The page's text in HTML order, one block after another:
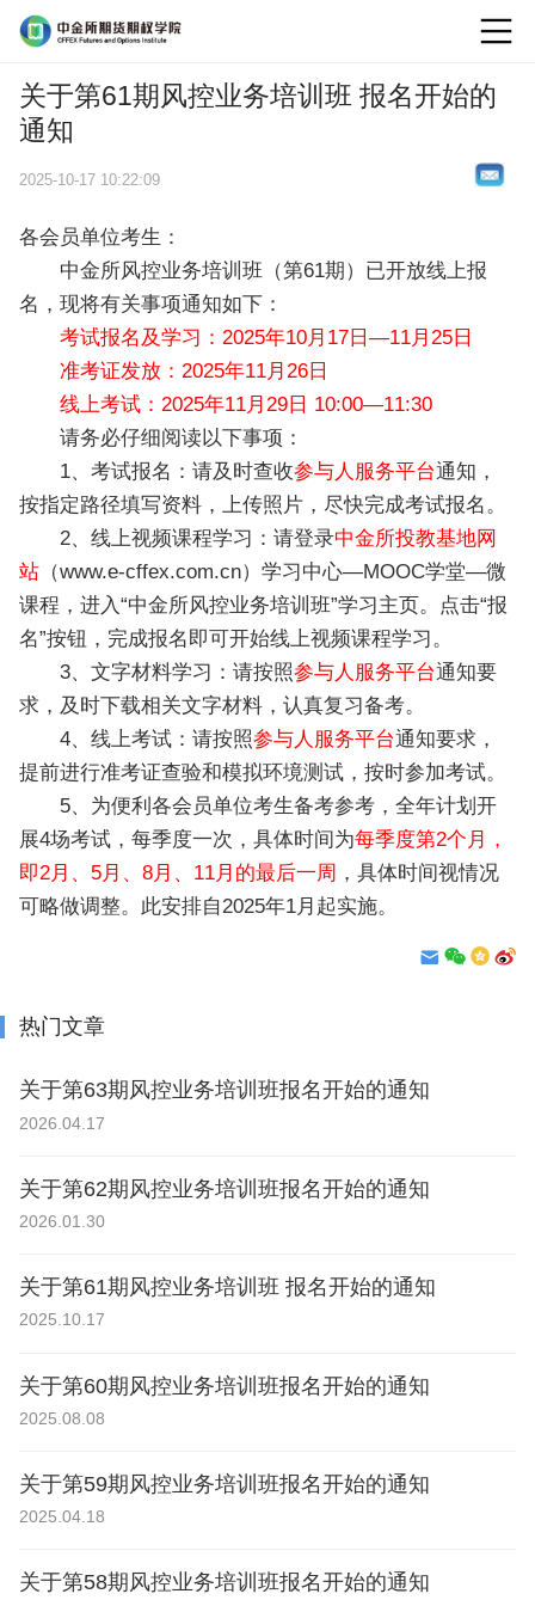
关于第61期风控业务培训班 报名开始的
通知
2025-10-17 10:22:09
各会员单位考生：
中金所风控业务培训班（第61期）已开放线上报
名，现将有关事项通知如下：
考试报名及学习：2025年10月17日—11月25日
准考证发放：2025年11月26日
线上考试：2025年11月29日 10:00—11:30
请务必仔细阅读以下事项：
1、考试报名：请及时查收参与人服务平台通知，
按指定路径填写资料，上传照片，尽快完成考试报名。
2、线上视频课程学习：请登录中金所投教基地网
站 （www.e-cffex.com.cn）学习中心—MOOC学堂—微
课程，进入“中金所风控业务培训班”学习主页。点击“报
名”按钮，完成报名即可开始线上视频课程学习。
3、文字材料学习：请按照参与人服务平台通知要
求，及时下载相关文字材料，认真复习备考。
4、线上考试：请按照参与人服务平台通知要求，
提前进行准考证查验和模拟环境测试，按时参加考试。
5、为便利各会员单位考生备考参考，全年计划开
展4场考试，每季度一次，具体时间为每季度第2个月，
即2月、5月、8月、11月的最后一周 ，具体时间视情况
可略做调整。此安排自2025年1月起实施。
热门文章
关于第63期风控业务培训班报名开始的通知
2026.04.17
关于第62期风控业务培训班报名开始的通知
2026.01.30
关于第61期风控业务培训班 报名开始的通知
2025.10.17
关于第60期风控业务培训班报名开始的通知
2025.08.08
关于第59期风控业务培训班报名开始的通知
2025.04.18
关于第58期风控业务培训班报名开始的通知